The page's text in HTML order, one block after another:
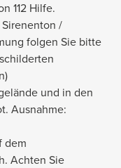
112 Hilfe.
Sirenenton /
folgen Sie bitte
und in den
Ausnahme:
dem
Achten Sie